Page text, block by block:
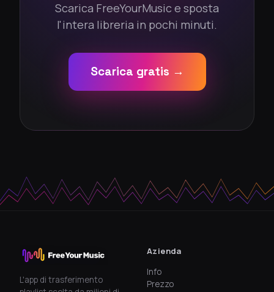
Scarica FreeYourMusic e sposta
l'intera libreria in pochi minuti.
Scarica gratis →
L'app di trasferimento
Azienda
Info
Prezzo